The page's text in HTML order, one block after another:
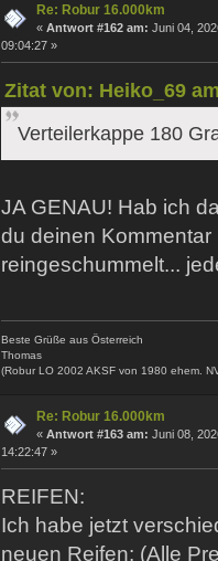
Re: Robur 16.000km
« Antwort #162 am: Juni 04,
09:04:27 »
Zitat von: Heiko_69
Verteilerkappe 180
JA GENAU! Hab ich
du deinen Kommentar
reingeschummelt...
Beste Grüße aus Österreich
Thomas
(Robur LO 2002 AKSF von 1980 ehem.
Re: Robur 16.000km
« Antwort #163 am: Juni 08,
14:22:47 »
REIFEN:
Ich habe jetzt
neuen Reifen: (Alle